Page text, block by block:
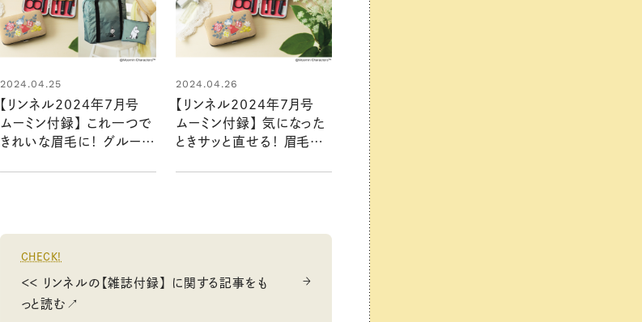
2024.04.25
【リンネル2024年7月号
ムーミン付録】 これ一つで
きれいな眉毛に！ グルーミ
ル2024年7月号・7月号増
刊）
2024.04.26
【リンネル2024年7月号
ムーミン付録】 気になった
ときサッと直せる！ 眉毛の
CHECK!
＜＜ リンネルの【雑誌付録】 に関する記事をも
っと読む↗